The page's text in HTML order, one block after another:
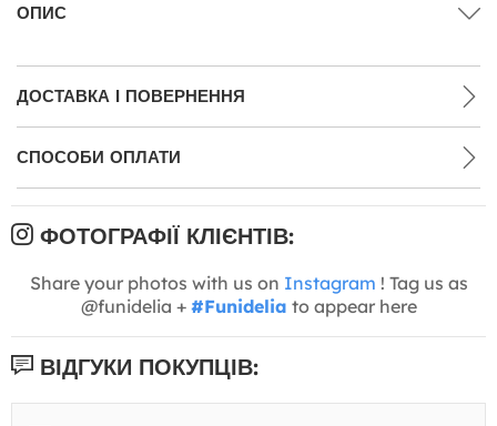
ОПИС
ДОСТАВКА І ПОВЕРНЕННЯ
СПОСОБИ ОПЛАТИ
ФОТОГРАФІЇ КЛІЄНТІВ:
Share your photos with us on Instagram ! Tag us as
@funidelia + #Funidelia to appear here
ВІДГУКИ ПОКУПЦІВ: